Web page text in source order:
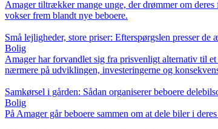
Amager tiltrækker mange unge, der drømmer om
vokser frem blandt nye beboere.
Små lejligheder, store priser: Efterspørgslen presser de
Bolig
Amager har forvandlet sig fra prisvenligt alternativ til
nærmere på udviklingen, investeringerne og
Samkørsel i gården: Sådan organiserer beboere
Bolig
På Amager går beboere sammen om at dele biler i